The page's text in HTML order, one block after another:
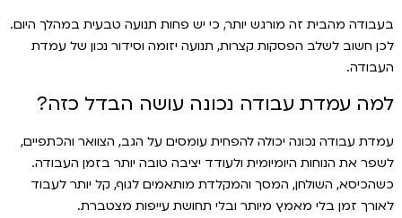
בעבודה מהבית זה מורגש יותר, כי יש פחות תנועה טבעית במהלך היום.
לכן חשוב לשלב הפסקות קצרות, תנועה יזומה וסידור נכון של עמדת
העבודה.
למה עמדת עבודה נכונה עושה הבדל כזה?
עמדת עבודה נכונה יכולה להפחית עומסים על הגב, הצוואר והכתפיים,
לשפר את הנוחות היומיומית ולעודד יציבה טובה יותר בזמן העבודה.
כשהכיסא, השולחן, המסך והמקלדת מותאמים לגוף, קל יותר לעבוד
לאורך זמן בלי מאמץ מיותר ובלי תחושת עייפות מצטברת.